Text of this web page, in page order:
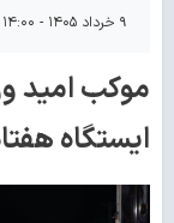
۹ خرداد ۱۴۰۵ - ۱۴:۰۰
موکب امید
ایستگاه